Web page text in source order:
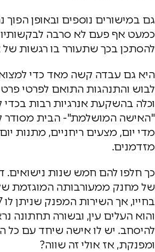
גם במישורים נוספים ובאופן
כמעט אף פעם לא סרבה
להסתכן בכך שתעורר בו רגשות
היא גם עבדה קשה מאד כדי למצוא
לבוש והתנהגות התואם לפרטי
וכלה בהשקעת אנרגיות רבות בכדי
"האישה המושלמת"- הבית מסודר
מדי יום, מצעים ריחניים, מתנות
מזדמנים.
כך חלפו להם חמש שנות נישואים.
של מחנק ממעורבותה המוגזמת
והוא העלים עין, ובשורה תחתונה
להיסחב. יש לו אישה שיחד עם כל
ומפנקת, אז אולי זה שווה?